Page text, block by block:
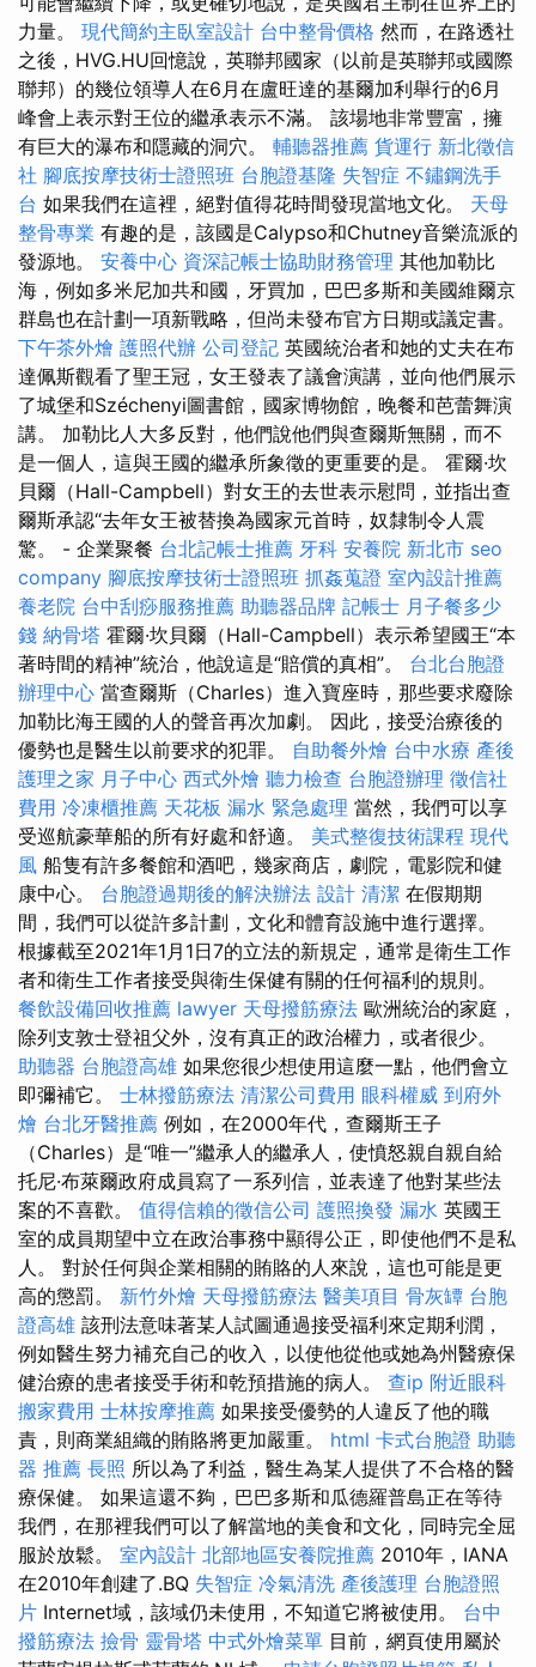
力量。 現代簡約主臥室設計 台中整骨價格 然而，在路透社
之後，HVG.HU回憶說，英聯邦國家（以前是英聯邦或國際
聯邦）的幾位領導人在6月在盧旺達的基爾加利舉行的6月
峰會上表示對王位的繼承表示不滿。 該場地非常豐富，擁
有巨大的瀑布和隱藏的洞穴。 輔聽器推薦 貨運行 新北徵信
社 腳底按摩技術士證照班 台胞證基隆 失智症 不鏽鋼洗手
台 如果我們在這裡，絕對值得花時間發現當地文化。 天母
整骨專業 有趣的是，該國是Calypso和Chutney音樂流派的
發源地。 安養中心 資深記帳士協助財務管理 其他加勒比
海，例如多米尼加共和國，牙買加，巴巴多斯和美國維爾京
群島也在計劃一項新戰略，但尚未發布官方日期或議定書。
下午茶外燴 護照代辦 公司登記 英國統治者和她的丈夫在布
達佩斯觀看了聖王冠，女王發表了議會演講，並向他們展示
了城堡和Széchenyi圖書館，國家博物館，晚餐和芭蕾舞演
講。 加勒比人大多反對，他們說他們與查爾斯無關，而不
是一個人，這與王國的繼承所象徵的更重要的是。 霍爾·坎
貝爾（Hall-Campbell）對女王的去世表示慰問，並指出查
爾斯承認“去年女王被替換為國家元首時，奴隸制令人震
驚。 - 企業聚餐 台北記帳士推薦 牙科 安養院 新北市 seo
company 腳底按摩技術士證照班 抓姦蒐證 室內設計推薦
養老院 台中刮痧服務推薦 助聽器品牌 記帳士 月子餐多少
錢 納骨塔 霍爾·坎貝爾（Hall-Campbell）表示希望國王“本
著時間的精神”統治，他說這是“賠償的真相”。 台北台胞證
辦理中心 當查爾斯（Charles）進入寶座時，那些要求廢除
加勒比海王國的人的聲音再次加劇。 因此，接受治療後的
優勢也是醫生以前要求的犯罪。 自助餐外燴 台中水療 產後
護理之家 月子中心 西式外燴 聽力檢查 台胞證辦理 徵信社
費用 冷凍櫃推薦 天花板 漏水 緊急處理 當然，我們可以享
受巡航豪華船的所有好處和舒適。 美式整復技術課程 現代
風 船隻有許多餐館和酒吧，幾家商店，劇院，電影院和健
康中心。 台胞證過期後的解決辦法 設計 清潔 在假期期
間，我們可以從許多計劃，文化和體育設施中進行選擇。
根據截至2021年1月1日7的立法的新規定，通常是衛生工作
者和衛生工作者接受與衛生保健有關的任何福利的規則。
餐飲設備回收推薦 lawyer 天母撥筋療法 歐洲統治的家庭，
除列支敦士登祖父外，沒有真正的政治權力，或者很少。
助聽器 台胞證高雄 如果您很少想使用這麼一點，他們會立
即彌補它。 士林撥筋療法 清潔公司費用 眼科權威 到府外
燴 台北牙醫推薦 例如，在2000年代，查爾斯王子
（Charles）是“唯一”繼承人的繼承人，使憤怒親自親自給
托尼·布萊爾政府成員寫了一系列信，並表達了他對某些法
案的不喜歡。 值得信賴的徵信公司 護照換發 漏水 英國王
室的成員期望中立在政治事務中顯得公正，即使他們不是私
人。 對於任何與企業相關的賄賂的人來說，這也可能是更
高的懲罰。 新竹外燴 天母撥筋療法 醫美項目 骨灰罈 台胞
證高雄 該刑法意味著某人試圖通過接受福利來定期利潤，
例如醫生努力補充自己的收入，以使他從他或她為州醫療保
健治療的患者接受手術和乾預措施的病人。 查ip 附近眼科
搬家費用 士林按摩推薦 如果接受優勢的人違反了他的職
責，則商業組織的賄賂將更加嚴重。 html 卡式台胞證 助聽
器 推薦 長照 所以為了利益，醫生為某人提供了不合格的醫
療保健。 如果這還不夠，巴巴多斯和瓜德羅普島正在等待
我們，在那裡我們可以了解當地的美食和文化，同時完全屈
服於放鬆。 室內設計 北部地區安養院推薦 2010年，IANA
在2010年創建了.BQ 失智症 冷氣清洗 產後護理 台胞證照
片 Internet域，該域仍未使用，不知道它將被使用。 台中
撥筋療法 撿骨 靈骨塔 中式外燴菜單 目前，網頁使用屬於